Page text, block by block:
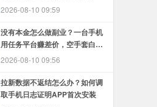
南
2026-08-10 09:59
没有本金怎么做副业？一台手机
用任务平台赚差价，空手套白狼
的实操方案
2026-08-10 09:56
拉新数据不返结怎么办？如何调
取手机日志证明APP首次安装